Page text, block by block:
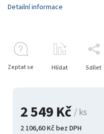
2 549 Kč/ ks
2 106,60 Kč bez DPH
Detailní informace
Zeptat se Hlídat Sdílet